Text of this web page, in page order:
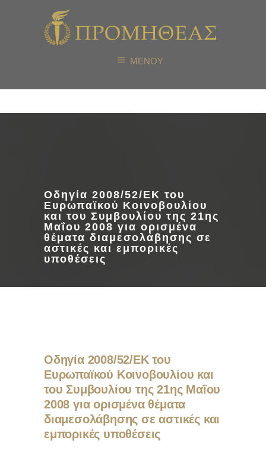
ΜΕΝΟΥ
Οδηγία 2008/52/ΕΚ του
Ευρωπαϊκού Κοινοβουλίου
και του Συμβουλίου της 21ης
Μαΐου 2008 για ορισμένα
θέματα διαμεσολάβησης σε
αστικές και εμπορικές
υποθέσεις
Οδηγία 2008/52/ΕΚ του
Ευρωπαϊκού Κοινοβουλίου και
του Συμβουλίου της 21ης Μαΐου
2008 για ορισμένα θέματα
διαμεσολάβησης σε αστικές και
εμπορικές υποθέσεις